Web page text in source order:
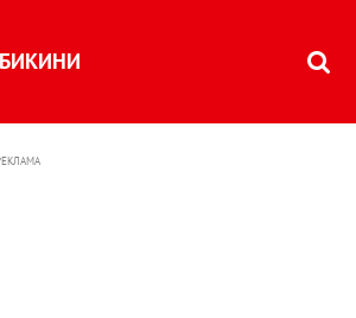
БИКИНИ